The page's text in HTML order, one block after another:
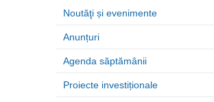
Noutăţi și evenimente
Anunțuri
Agenda săptămânii
Proiecte investiționale